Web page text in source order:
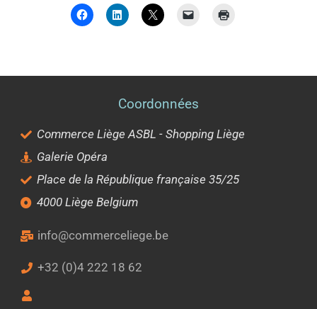
Coordonnées
Commerce Liège ASBL - Shopping Liège
Galerie Opéra
Place de la République française 35/25
4000 Liège Belgium
info@commerceliege.be
+32 (0)4 222 18 62